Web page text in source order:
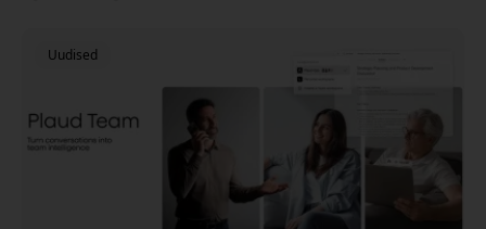
isikuandmeid. Siin vaatame üle, mis kehtib tegelikult
Uudised